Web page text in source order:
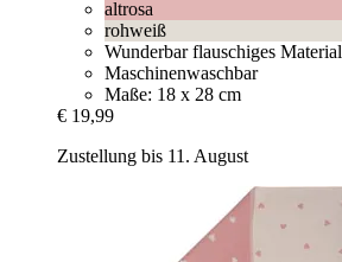
altrosa
rohweiß
Wunderbar flauschiges Material
Maschinenwaschbar
Maße: 18 x 28 cm
€ 19,99
Zustellung bis 11. August